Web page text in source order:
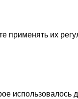
применять их
использовалось